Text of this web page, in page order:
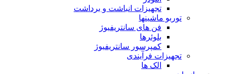
تجهیزات انباشت و برداشت
توربو ماشینها
فن های سانتریفیوژ
بلوئرها
کمپرسور سانتریفیوژ
تجهیزات فرآیندی
الک ها